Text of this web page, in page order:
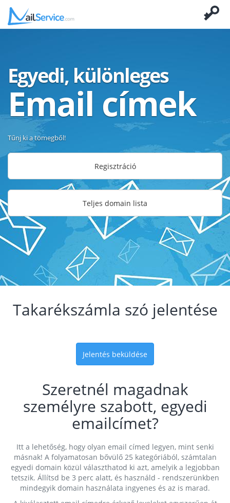
Egyedi, különleges
Email címek
Tűnj ki a tömegből!
Regisztráció
Teljes domain lista
Takarékszámla szó jelentése
Jelentés beküldése
Szeretnél magadnak
személyre szabott, egyedi
emailcímet?
Itt a lehetőség, hogy olyan email címed legyen, mint senki
másnak! A folyamatosan bővülő 25 kategóriából, számtalan
egyedi domain közül választhatod ki azt, amelyik a legjobban
tetszik. Állítsd be 3 perc alatt, és használd - rendszerünkben
mindegyik domain használata ingyenes és az is marad.